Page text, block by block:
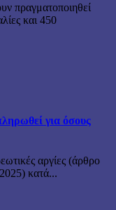
πραγματοποιηθεί
και 450
για όσους
αργίες (άρθρο
κατά...